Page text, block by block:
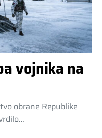
vojnika na
obrane Republike